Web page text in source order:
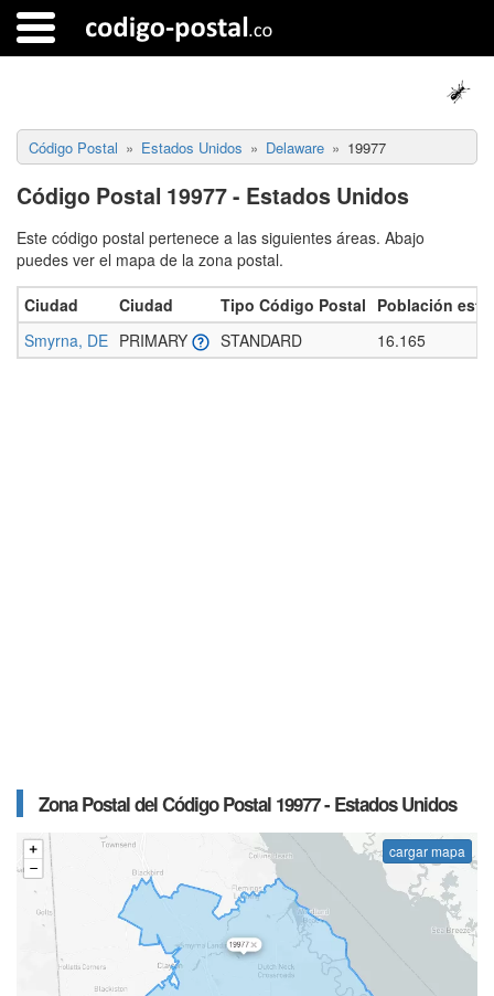
Código Postal Estados Unidos Delaware 19977
Código Postal 19977 - Estados Unidos
Este código postal pertenece a las siguientes áreas. Abajo
puedes ver el mapa de la zona postal.
Ciudad Ciudad Tipo Código Postal Población
Smyrna, DE PRIMARY STANDARD 16.165
Zona Postal del Código Postal 19977 - Estados Unidos
cargar mapa